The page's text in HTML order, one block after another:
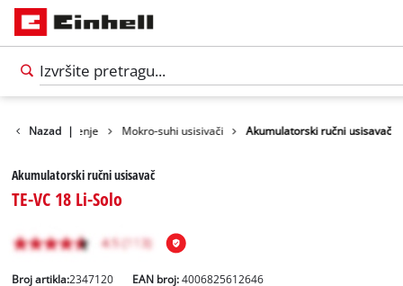
Nazad |
Uređaji za čišćenje Mokro-suhi usisivači Akumulatorski ručni usisavač
Akumulatorski ručni usisavač
TE-VC 18 Li-Solo
Broj artikla:2347120 EAN broj:4006825612646